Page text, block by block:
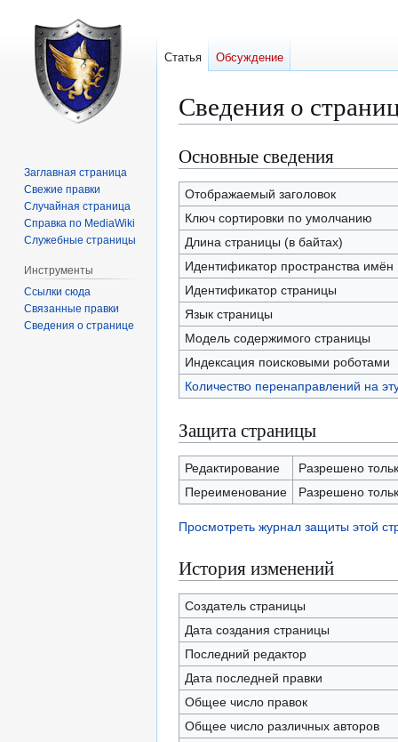
Сведения о
Перейти
к
навигации
Перейти
к
поиску
Основные сведения
Отображаемый заголовок
Ключ сортировки по умолчанию
Длина страницы (в байтах)
Идентификатор пространства имён
Идентификатор страницы
Язык страницы
Модель содержимого страницы
Индексация поисковыми роботами
Количество перенаправлений на
Защита страницы
Редактирование
Разрешено
Переименование
Разрешено
Просмотреть журнал защиты этой
История изменений
Создатель страницы
Дата создания страницы
Последний редактор
Дата последней правки
Общее число правок
Общее число различных авторов
Статья Обсуждение
Заглавная страница
Свежие правки
Случайная страница
Справка по MediaWiki
Служебные страницы
Инструменты
Ссылки сюда
Связанные правки
Сведения о странице